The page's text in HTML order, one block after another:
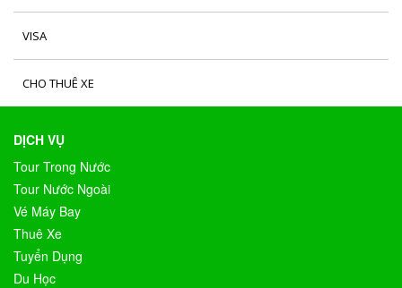
VISA
CHO THUÊ XE
DỊCH VỤ
Tour Trong Nước
Tour Nước Ngoài
Vé Máy Bay
Thuê Xe
Tuyển Dụng
Du Học